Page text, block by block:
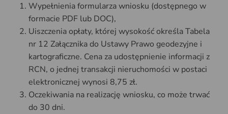
Wypełnienia formularza wniosku (dostępnego w
formacie PDF lub DOC),
Uiszczenia opłaty, której wysokość określa Tabela
nr 12 Załącznika do Ustawy Prawo geodezyjne i
kartograficzne. Cena za udostępnienie informacji z
RCN, o jednej transakcji nieruchomości w postaci
elektronicznej wynosi 8,75 zł.
Oczekiwania na realizację wniosku, co może trwać
do 30 dni.